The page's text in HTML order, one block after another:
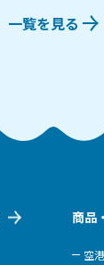
一覧を見る
商品
空